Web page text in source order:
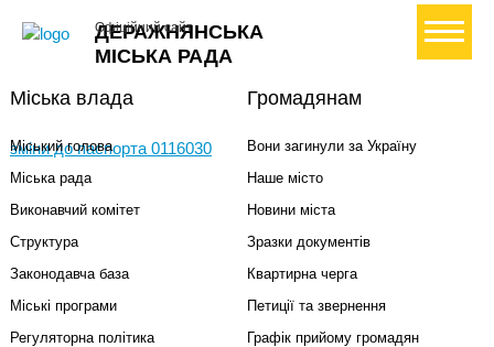
ДЕРАЖНЯНСЬКА
МІСЬКА РАДА
Офіційний сайт+ Створити петицію
зміни до паспорта 0116030
Міська влада
Міський голова
Міська рада
Виконавчий комітет
Структура
Законодавча база
Міські програми
Регуляторна політика
Громадянам
Вони загинули за Україну
Наше місто
Новини міста
Зразки документів
Квартирна черга
Петиції та звернення
Графік прийому громадян